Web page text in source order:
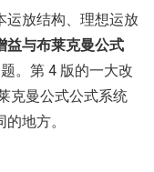
运放结构、理想运放
益与布莱克曼公式
。第 4 版的一大改
克曼公式公式系统
地方。